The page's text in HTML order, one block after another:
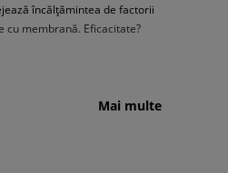
încălțămintea de factorii
membrană. Eficacitate?
ca toate petele să
Mai multe